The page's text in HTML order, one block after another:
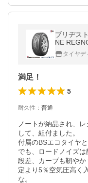
ブリヂストン 185/60R16 86H
NE REGNO GR-XII GR-X2 GRX2 サマータ
イヤタイヤ
満足！
5
耐久性 ： 普通
ノートが納品され、
して、組付ました。
付属のBSエコタイヤ
でも、ロードノイズは
段差、カーブも靭や
定より5％空気圧高く
な。